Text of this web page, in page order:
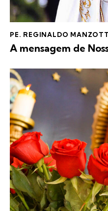
PE. REGINALDO
A mensagem de